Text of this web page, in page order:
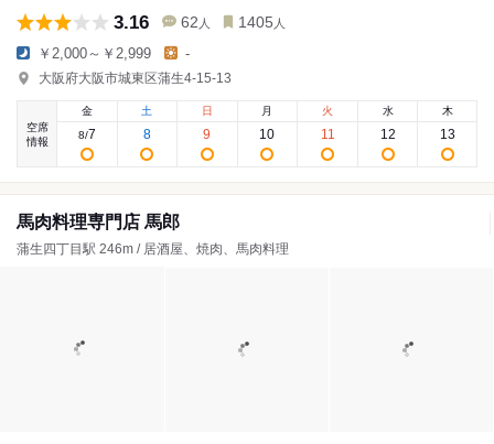
3.16 62 人 1405 人
￥2,000～￥2,999 -
大阪府大阪市城東区蒲生4-15-13
空席
情報
金
8/7
土
8
日
9
月
10
火
11
水
12
木
13
馬肉料理専門店 馬郎
蒲生四丁目駅 246m / 居酒屋、焼肉、馬肉料理